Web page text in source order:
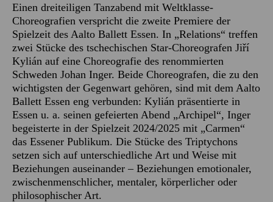
Einen dreiteiligen Tanzabend mit Weltklasse-
Choreografien verspricht die zweite Premiere der
Spielzeit des Aalto Ballett Essen. In „Relations“ treffen
zwei Stücke des tschechischen Star-Choreografen Jiří
Kylián auf eine Choreografie des renommierten
Schweden Johan Inger. Beide Choreografen, die zu den
wichtigsten der Gegenwart gehören, sind mit dem Aalto
Ballett Essen eng verbunden: Kylián präsentierte in
Essen u. a. seinen gefeierten Abend „Archipel“, Inger
begeisterte in der Spielzeit 2024/2025 mit „Carmen“
das Essener Publikum. Die Stücke des Triptychons
setzen sich auf unterschiedliche Art und Weise mit
Beziehungen auseinander – Beziehungen emotionaler,
zwischenmenschlicher, mentaler, körperlicher oder
philosophischer Art.